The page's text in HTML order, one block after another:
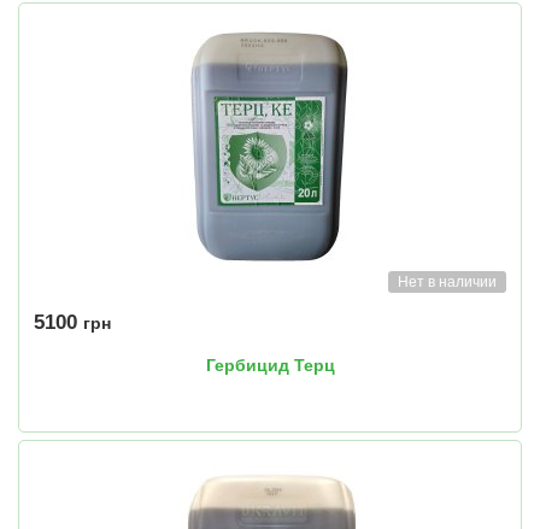
Нет в наличии
5100 грн
Гербицид Терц